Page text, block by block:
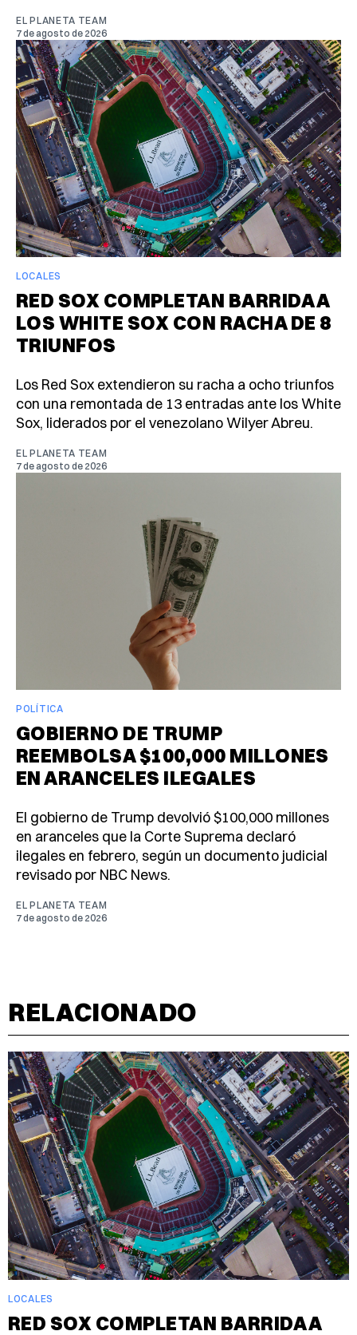
EL PLANETA TEAM
7 de agosto de 2026
LOCALES
RED SOX COMPLETAN BARRIDA A
LOS WHITE SOX CON RACHA DE 8
TRIUNFOS
Los Red Sox extendieron su racha a ocho triunfos
con una remontada de 13 entradas ante los White
Sox, liderados por el venezolano Wilyer Abreu.
EL PLANETA TEAM
7 de agosto de 2026
POLÍTICA
GOBIERNO DE TRUMP
REEMBOLSA $100,000 MILLONES
EN ARANCELES ILEGALES
El gobierno de Trump devolvió $100,000 millones
en aranceles que la Corte Suprema declaró
ilegales en febrero, según un documento judicial
revisado por NBC News.
EL PLANETA TEAM
7 de agosto de 2026
RELACIONADO
LOCALES
RED SOX COMPLETAN BARRIDA A